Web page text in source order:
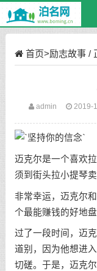
首页>励志故事/
admin 2019-
迈克尔是一个喜欢
须到街头拉小提琴卖
非常幸运，迈克尔
个最能赚钱的好地
过了一段时间，迈
道别，因为他想进
切磋。于是，迈克